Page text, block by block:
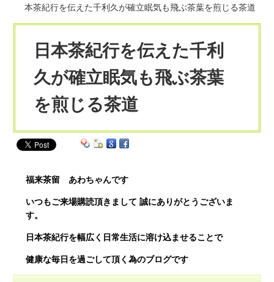
本茶紀行を伝えた千利久が確立眠気も飛ぶ茶葉を煎じる茶道
日本茶紀行を伝えた千利
久が確立眠気も飛ぶ茶葉
を煎じる茶道
福来茶留 あわちゃんです
いつもご来場購読頂きまして 誠にありがとうございま
す。
日本茶紀行を幅広く日常生活に溶け込ませることで
健康な毎日を過ごして頂く為のブログです